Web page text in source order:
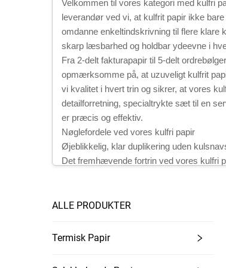
Velkommen til vores kategori med kulfri
leverandør ved vi, at kulfrit papir ikke
omdanne enkeltindskrivning til flere klare
skarp læsbarhed og holdbar ydeevne i
Fra 2-delt fakturapapir til 5-delt
opmærksomme på, at uzuveligt kulfrit
vi kvalitet i hvert trin og sikrer, at vores
detailforretning, specialtrykte sæt til en
er præcis og effektiv.
Nøglefordele ved vores kulfri papir
Øjeblikkelig, klar duplikering uden
Det fremhævende fortrin ved vores kulfri
farvestoffet, som reagerer med leret og
Dette betyder, at en enkelt skrive- eller
arkivkopi) eller ordreskemaer (køkken,
dokumenter, og kopierne er lige så
ALLE PRODUKTER
Termisk Papir